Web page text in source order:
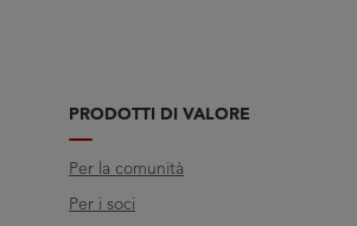
PRODOTTI DI VALORE
Per la comunità
Per i soci